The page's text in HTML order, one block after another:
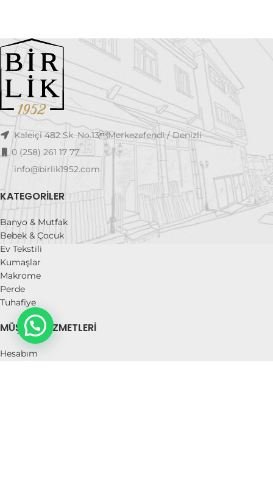
Kaleiçi 482 Sk. No.13Merkezefendi / Denizli
0 (258) 261 17 77
info@birlik1952.com
KATEGORILER
Banyo & Mutfak
Bebek & Çocuk
Ev Tekstili
Kumaşlar
Makrome
Perde
Tuhafiye
MÜŞTERI HIZMETLERI
Hesabım